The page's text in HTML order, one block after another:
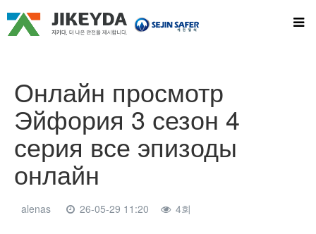
Онлайн просмотр
Эйфория 3 сезон 4
серия все эпизоды
онлайн
alenas 26-05-29 11:20 4회